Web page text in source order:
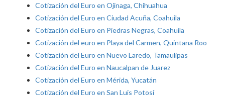
Cotización del Euro en Ojinaga, Chihuahua
Cotización del Euro en Ciudad Acuña, Coahuila
Cotización del Euro en Piedras Negras, Coahuila
Cotización del euro en Playa del Carmen, Quintana Roo
Cotización del Euro en Nuevo Laredo, Tamaulipas
Cotización del Euro en Naucalpan de Juarez
Cotización del Euro en Mérida, Yucatán
Cotización del Euro en San Luis Potosí